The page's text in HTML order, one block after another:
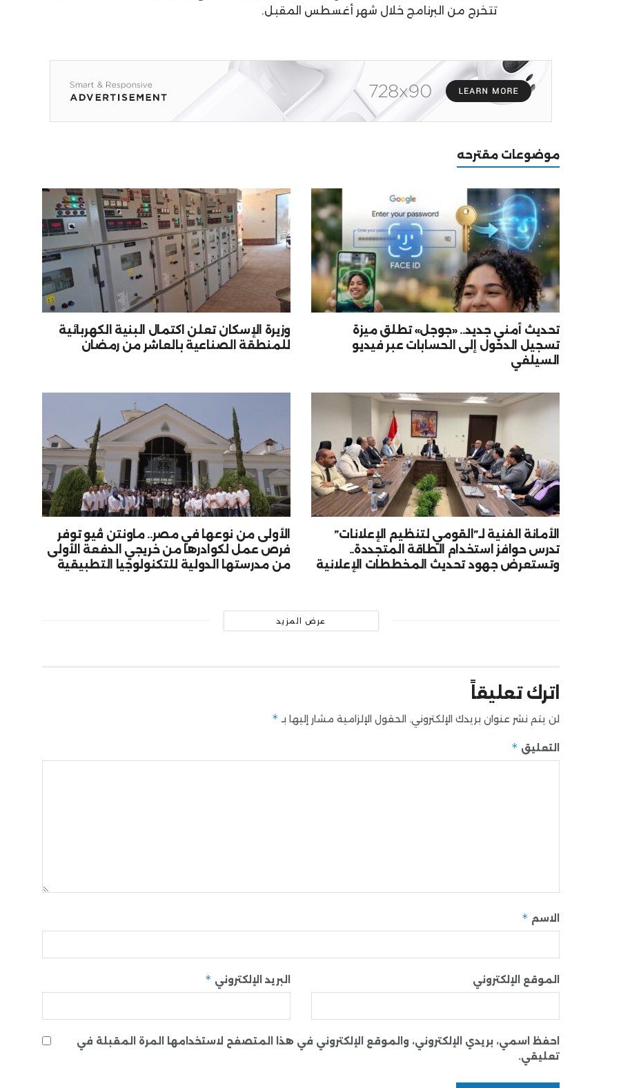
تتخرج من البرنامج خلال شهر أغسطس المقبل.
موضوعات مقترحه
تحديث أمني جديد.. «جوجل» تطلق ميزة
تسجيل الدخول إلى الحسابات عبر فيديو
السيلفي
وزيرة الإسكان تعلن اكتمال البنية الكهربائية
للمنطقة الصناعية بالعاشر من رمضان
الأمانة الفنية لـ”القومي لتنظيم الإعلانات”
تدرس حوافز استخدام الطاقة المتجددة..
وتستعرض جهود تحديث المخططات الإعلانية
الأولى من نوعها في مصر.. ماونتن ڤيو توفر
فرص عمل لكوادرها من خريجي الدفعة الأولى
من مدرستها الدولية للتكنولوجيا التطبيقية
عرض المزيد
اترك تعليقاً
لن يتم نشر عنوان بريدك الإلكتروني. الحقول الإلزامية مشار إليها بـ *
التعليق *
الاسم *
البريد الإلكتروني * الموقع الإلكتروني
احفظ اسمي، بريدي الإلكتروني، والموقع الإلكتروني في هذا المتصفح لاستخدامها المرة المقبلة في
تعليقي.